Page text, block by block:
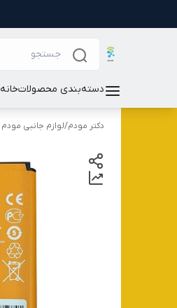
دسته‌بندی محصولاتخانه
دکتر مودم/لوازم جانبی مودم